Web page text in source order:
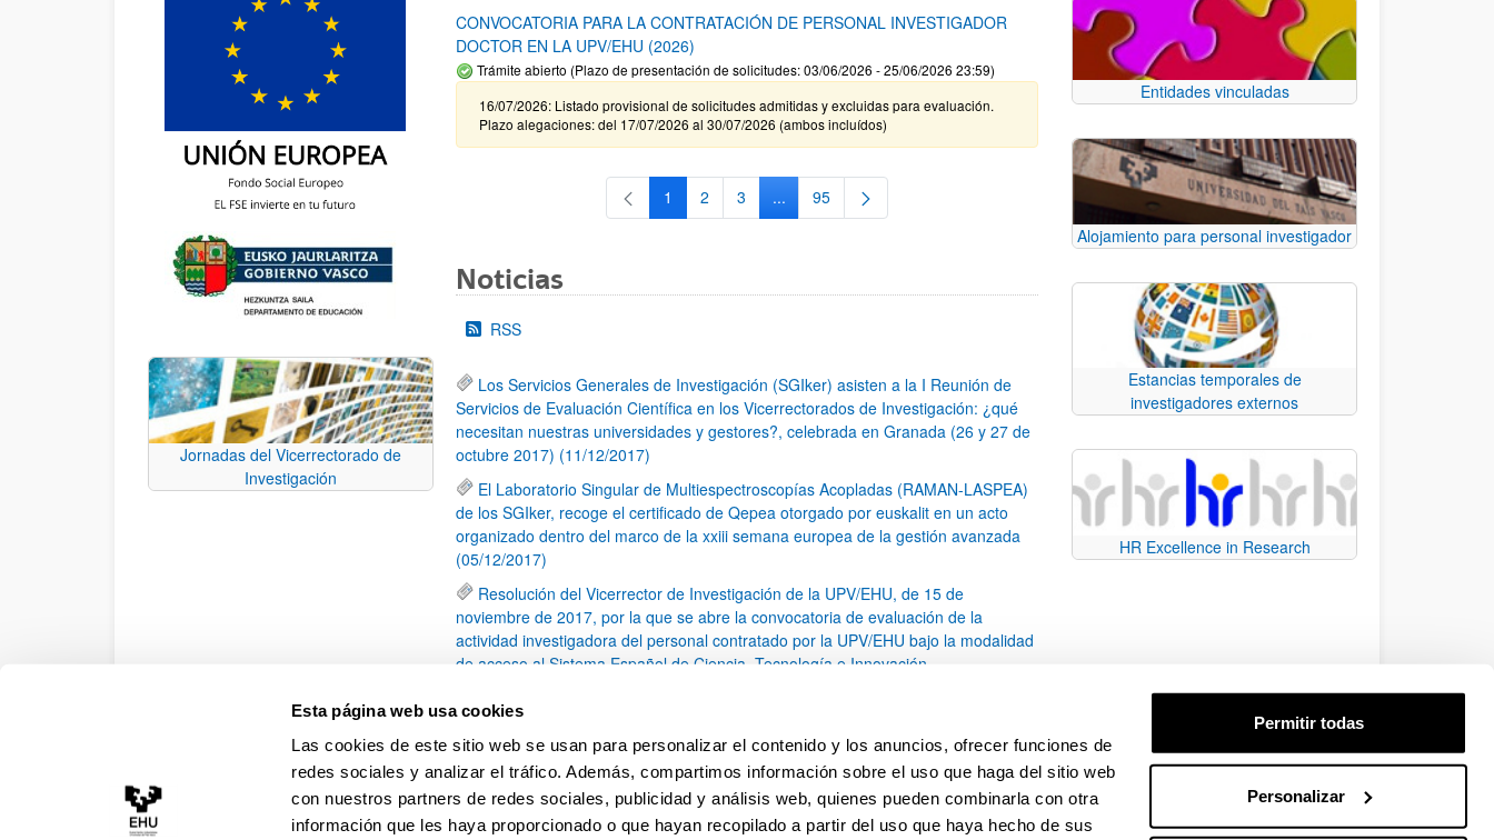
Esta página web usa cookies
Las cookies de este sitio web se usan para personalizar el contenido y los anuncios, ofrecer funciones de
redes sociales y analizar el tráfico. Además, compartimos información sobre el uso que haga del sitio web
con nuestros partners de redes sociales, publicidad y análisis web, quienes pueden combinarla con otra
información que les haya proporcionado o que hayan recopilado a partir del uso que haya hecho de sus
Permitir todas
Personalizar
Jornadas del Vicerrectorado de
Investigación
CONVOCATORIA PARA LA CONTRATACIÓN DE PERSONAL INVESTIGADOR
DOCTOR EN LA UPV/EHU (2026)
Trámite abierto (Plazo de presentación de solicitudes: 03/06/2026 - 25/06/2026 23:59)
16/07/2026: Listado provisional de solicitudes admitidas y excluidas para evaluación.
Plazo alegaciones: del 17/07/2026 al 30/07/2026 (ambos incluídos)
Página
1 Página
2 Página
3 ...Páginas intermedias Use TAB para desplazarse.
Página
95
Noticias
RSS
Los Servicios Generales de Investigación (SGIker) asisten a la I Reunión de
Servicios de Evaluación Científica en los Vicerrectorados de Investigación: ¿qué
necesitan nuestras universidades y gestores?, celebrada en Granada (26 y 27 de
octubre 2017) (11/12/2017)
El Laboratorio Singular de Multiespectroscopías Acopladas (RAMAN-LASPEA)
de los SGIker, recoge el certificado de Qepea otorgado por euskalit en un acto
organizado dentro del marco de la xxiii semana europea de la gestión avanzada
(05/12/2017)
Resolución del Vicerrector de Investigación de la UPV/EHU, de 15 de
noviembre de 2017, por la que se abre la convocatoria de evaluación de la
actividad investigadora del personal contratado por la UPV/EHU bajo la modalidad
de acceso al Sistema Español de Ciencia, Tecnología e Innovación.
(TOC) en el Servicio Central de Análisis de Bizkaia (19/10/2017)
III Curso de Resonancia Magnética Nuclear de Estado Solido (11/10/2017)
Página
1 ...Páginas intermedias Use TAB para desplazarse.
Página
15 Página
16 Página
17 ...Páginas intermedias Use TAB para desplazarse.
Página
79
Entidades vinculadas
Alojamiento para personal investigador
Estancias temporales de
investigadores externos
HR Excellence in Research